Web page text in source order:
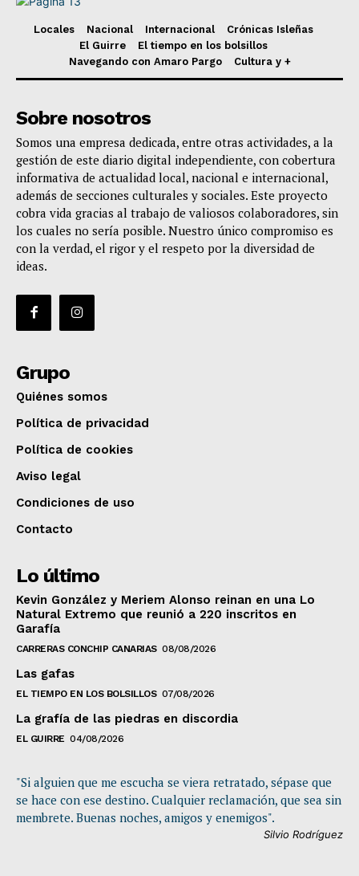
Locales Nacional Internacional
Crónicas Isleñas
El Guirre
El tiempo en los bolsillos
Navegando con Amaro Pargo
Cultura y +
Sobre nosotros
Somos una empresa dedicada, entre otras actividades, a la
gestión de este diario digital independiente, con cobertura
informativa de actualidad local, nacional e internacional,
además de secciones culturales y sociales. Este proyecto
cobra vida gracias al trabajo de valiosos colaboradores, sin
los cuales no sería posible. Nuestro único compromiso es
con la verdad, el rigor y el respeto por la diversidad de
ideas.
Grupo
Quiénes somos
Política de privacidad
Política de cookies
Aviso legal
Condiciones de uso
Contacto
Lo último
Kevin González y Meriem Alonso reinan en una Lo
Natural Extremo que reunió a 220 inscritos en
Garafía
CARRERAS CONCHIP CANARIAS 08/08/2026
Las gafas
EL TIEMPO EN LOS BOLSILLOS 07/08/2026
La grafía de las piedras en discordia
EL GUIRRE 04/08/2026
"Si alguien que me escucha se viera retratado, sépase que
se hace con ese destino. Cualquier reclamación, que sea sin
membrete. Buenas noches, amigos y enemigos".
Silvio Rodríguez